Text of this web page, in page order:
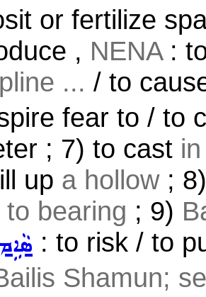
or fertilize
, NENA:
... / to
fear to / to
; 7) to cast
up a hollow;
to bearing ; 9)
: to risk / to
Shamun;